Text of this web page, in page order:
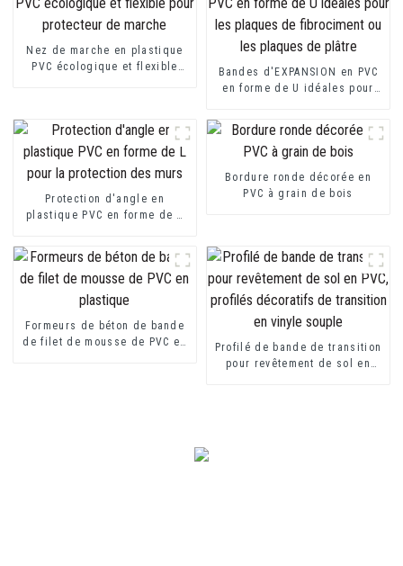
Nez de marche en plastique
PVC écologique et flexible
Bandes d'EXPANSION en PVC
en forme de U idéales pour
Protection d'angle en
plastique PVC en forme de L
Bordure ronde décorée en
PVC à grain de bois
Formeurs de béton de bande
de filet de mousse de PVC en
Profilé de bande de transition
pour revêtement de sol en